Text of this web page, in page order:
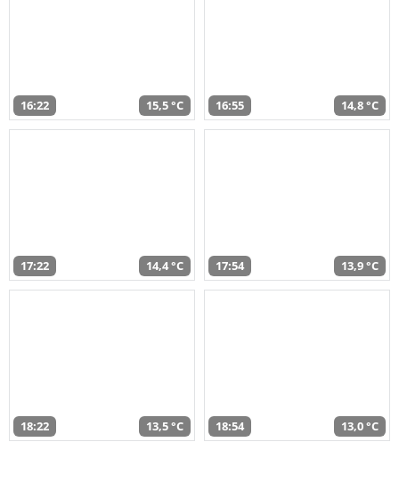
16:22 15,5 °C 16:55 14,8 °C
17:22 14,4 °C 17:54 13,9 °C
18:22 13,5 °C 18:54 13,0 °C